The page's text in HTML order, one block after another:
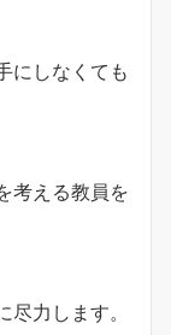
にしなくても
考える教員を
力します。